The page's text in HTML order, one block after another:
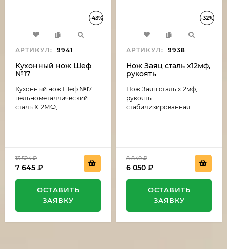
-43%
АРТИКУЛ: 9941
Кухонный нож Шеф
№17
сталь Х12МФ, рукоять
G10 зеленая
(распродажа)
Кухонный нож Шеф №17
цельнометаллический
сталь Х12МФ,...
13 524₽
7 645 ₽
ОСТАВИТЬ
ЗАЯВКУ
-32%
АРТИКУЛ: 9938
Нож Заяц сталь х12мф,
рукоять
карельская береза
темно коричневая-
черный граб
Нож Заяц сталь х12мф,
рукоять
стабилизированная...
8 840₽
6 050 ₽
ОСТАВИТЬ
ЗАЯВКУ